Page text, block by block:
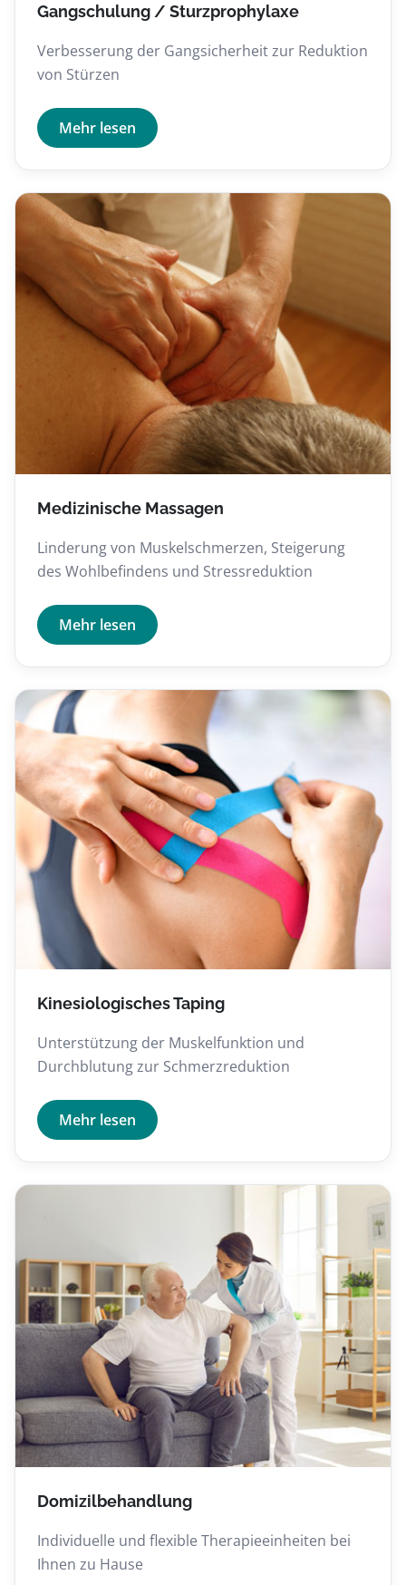
Gangschulung / Sturzprophylaxe
Verbesserung der Gangsicherheit zur Reduktion
von Stürzen
Mehr lesen
Medizinische Massagen
Linderung von Muskelschmerzen, Steigerung
des Wohlbefindens und Stressreduktion
Mehr lesen
Kinesiologisches Taping
Unterstützung der Muskelfunktion und
Durchblutung zur Schmerzreduktion
Mehr lesen
Domizilbehandlung
Individuelle und flexible Therapieeinheiten bei
Ihnen zu Hause